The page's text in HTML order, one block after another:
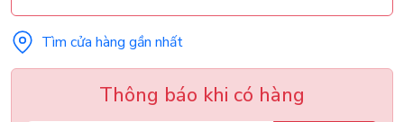
Tìm cửa hàng gần nhất
Thông báo khi có hàng